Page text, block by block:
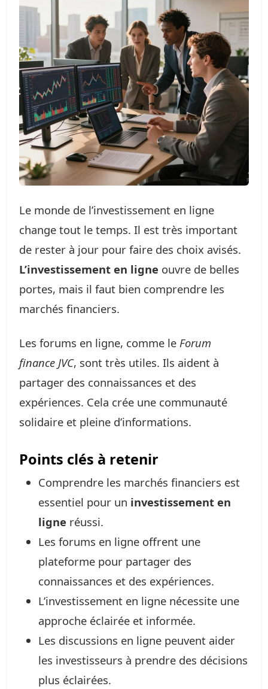
Le monde de l’investissement en ligne
change tout le temps. Il est très important
de rester à jour pour faire des choix avisés.
L’investissement en ligne ouvre de belles
portes, mais il faut bien comprendre les
marchés financiers.
Les forums en ligne, comme le Forum
finance JVC, sont très utiles. Ils aident à
partager des connaissances et des
expériences. Cela crée une communauté
solidaire et pleine d’informations.
Points clés à retenir
Comprendre les marchés financiers est
essentiel pour un investissement en
ligne réussi.
Les forums en ligne offrent une
plateforme pour partager des
connaissances et des expériences.
L’investissement en ligne nécessite une
approche éclairée et informée.
Les discussions en ligne peuvent aider
les investisseurs à prendre des décisions
plus éclairées.